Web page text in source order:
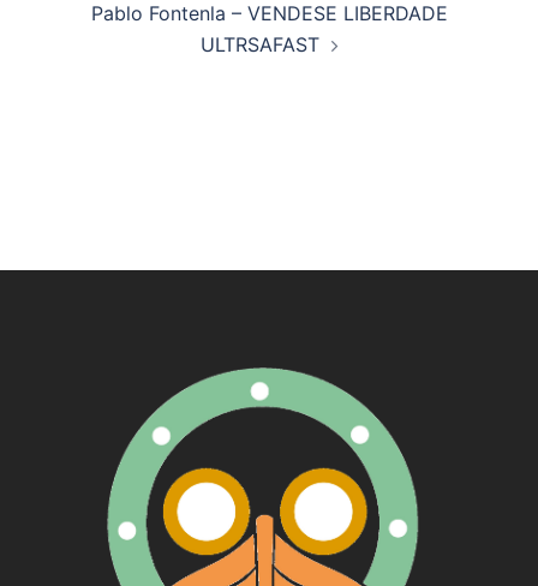
Pablo Fontenla – VENDESE LIBERDADE
ULTRSAFAST